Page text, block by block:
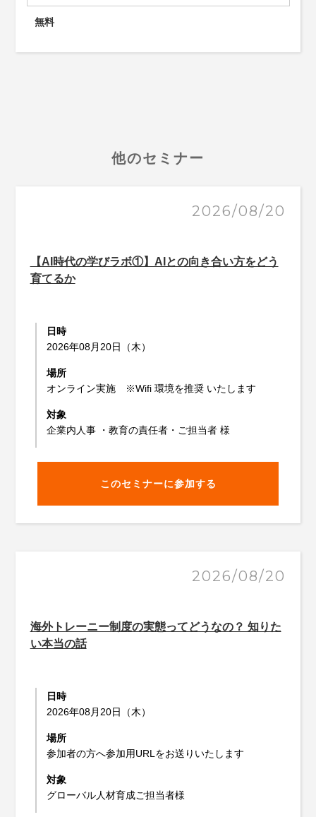
無料
他のセミナー
2026/08/20
【AI時代の学びラボ①】AIとの向き合い方をどう
育てるか
日時
2026年08月20日（木）
場所
オンライン実施 ※Wifi 環境を推奨 いたします
対象
企業内人事 ・教育の責任者・ご担当者 様
このセミナーに参加する
2026/08/20
海外トレーニー制度の実態ってどうなの？ 知りた
い本当の話
日時
2026年08月20日（木）
場所
参加者の方へ参加用URLをお送りいたします
対象
グローバル人材育成ご担当者様